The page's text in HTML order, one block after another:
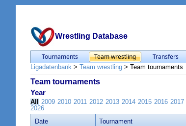
Wrestling Database
Tournaments Team wrestling Transfers
Ligadatenbank > Team wrestling > Team tournaments
Team tournaments
Year
All 2009 2010 2011 2012 2013 2014 2015 2016 2017
2026
Date
Tournament